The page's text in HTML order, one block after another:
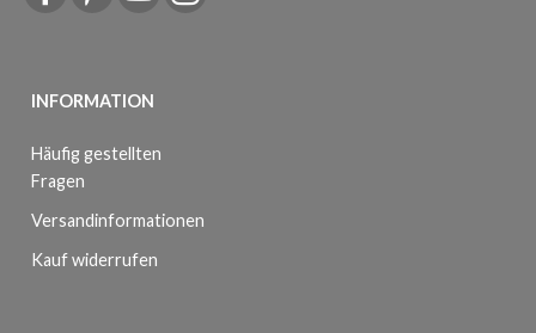
INFORMATION
Häufig gestellten
Fragen
Versandinformationen
Kauf widerrufen